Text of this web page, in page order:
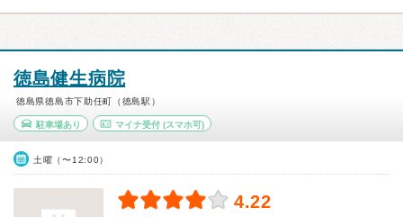
徳島健生病院
徳島県徳島市下助任町（徳島駅）
駐車場あり マイナ受付(スマホ可)
土曜（〜12:00）
4.22